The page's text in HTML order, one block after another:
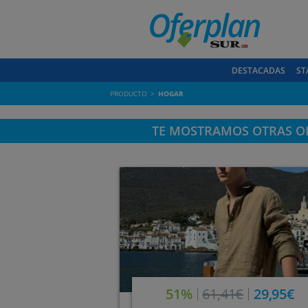
DESTACADAS
PRODUCTO HOGAR
TE MOSTRAMOS OTRAS
51% 61,41€ 29,95€